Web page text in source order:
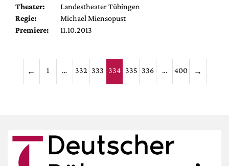
Theater:
Landestheater Tübingen
Regie:
Michael Miensopust
Premiere:
11.10.2013
der
← 1 … 332 333 334 335 336 … 400 →